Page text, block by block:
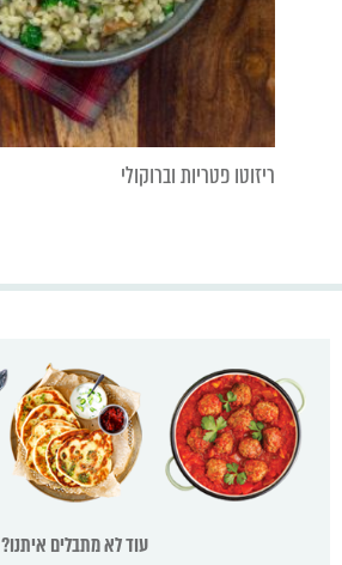
ריזוטו פטריות וברוקולי
עוד לא מתבלים איתנו?